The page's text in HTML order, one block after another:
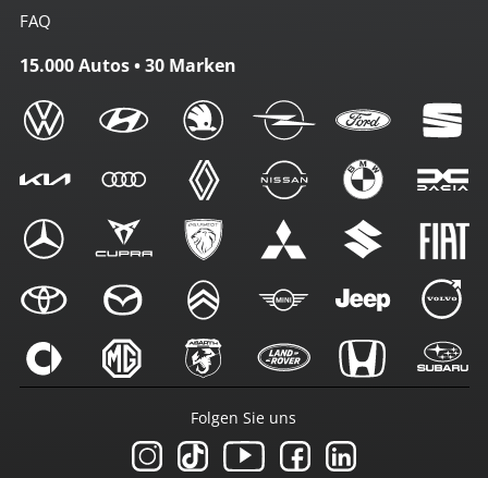
FAQ
15.000 Autos • 30 Marken
Folgen Sie uns